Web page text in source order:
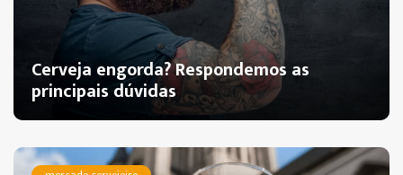
Cerveja engorda? Respondemos as
principais dúvidas